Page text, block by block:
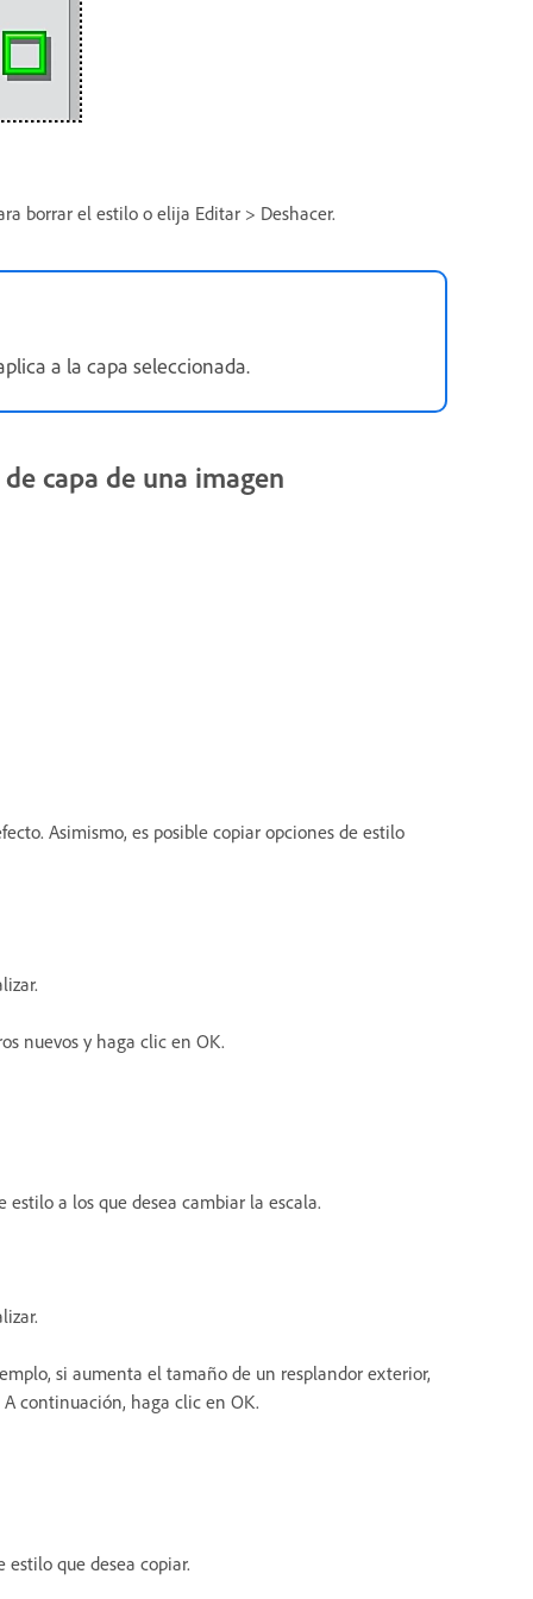
borrar el estilo o elija Editar > Deshacer.
a la capa seleccionada.
capa de una imagen
Asimismo, es posible copiar opciones de estilo
nuevos y haga clic en OK.
a los que desea cambiar la escala.
si aumenta el tamaño de un resplandor exterior,
continuación, haga clic en OK.
estilo que desea copiar.